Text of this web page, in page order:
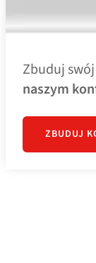
Zbuduj
naszym
ZBUDUJ